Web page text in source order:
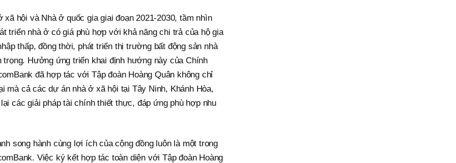
hội và Nhà ở quốc gia giai đoạn 2021-2030, tầm nhìn
triển nhà ở có giá phù hợp với khả năng chi trả của hộ gia
thấp, đồng thời, phát triển thị trường bất động sản nhà
Hưởng ứng triển khai định hướng này của Chính
đã hợp tác với Tập đoàn Hoàng Quân không chỉ
mà cả các dự án nhà ở xã hội tại Tây Ninh, Khánh Hòa,
các giải pháp tài chính thiết thực, đáp ứng phù hợp nhu
song hành cùng lợi ích của cộng đồng luôn là một trong
Việc ký kết hợp tác toàn diện với Tập đoàn Hoàng